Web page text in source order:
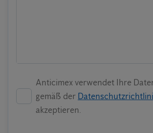
Anticimex verwendet Ihre
gemäß der
akzeptieren.